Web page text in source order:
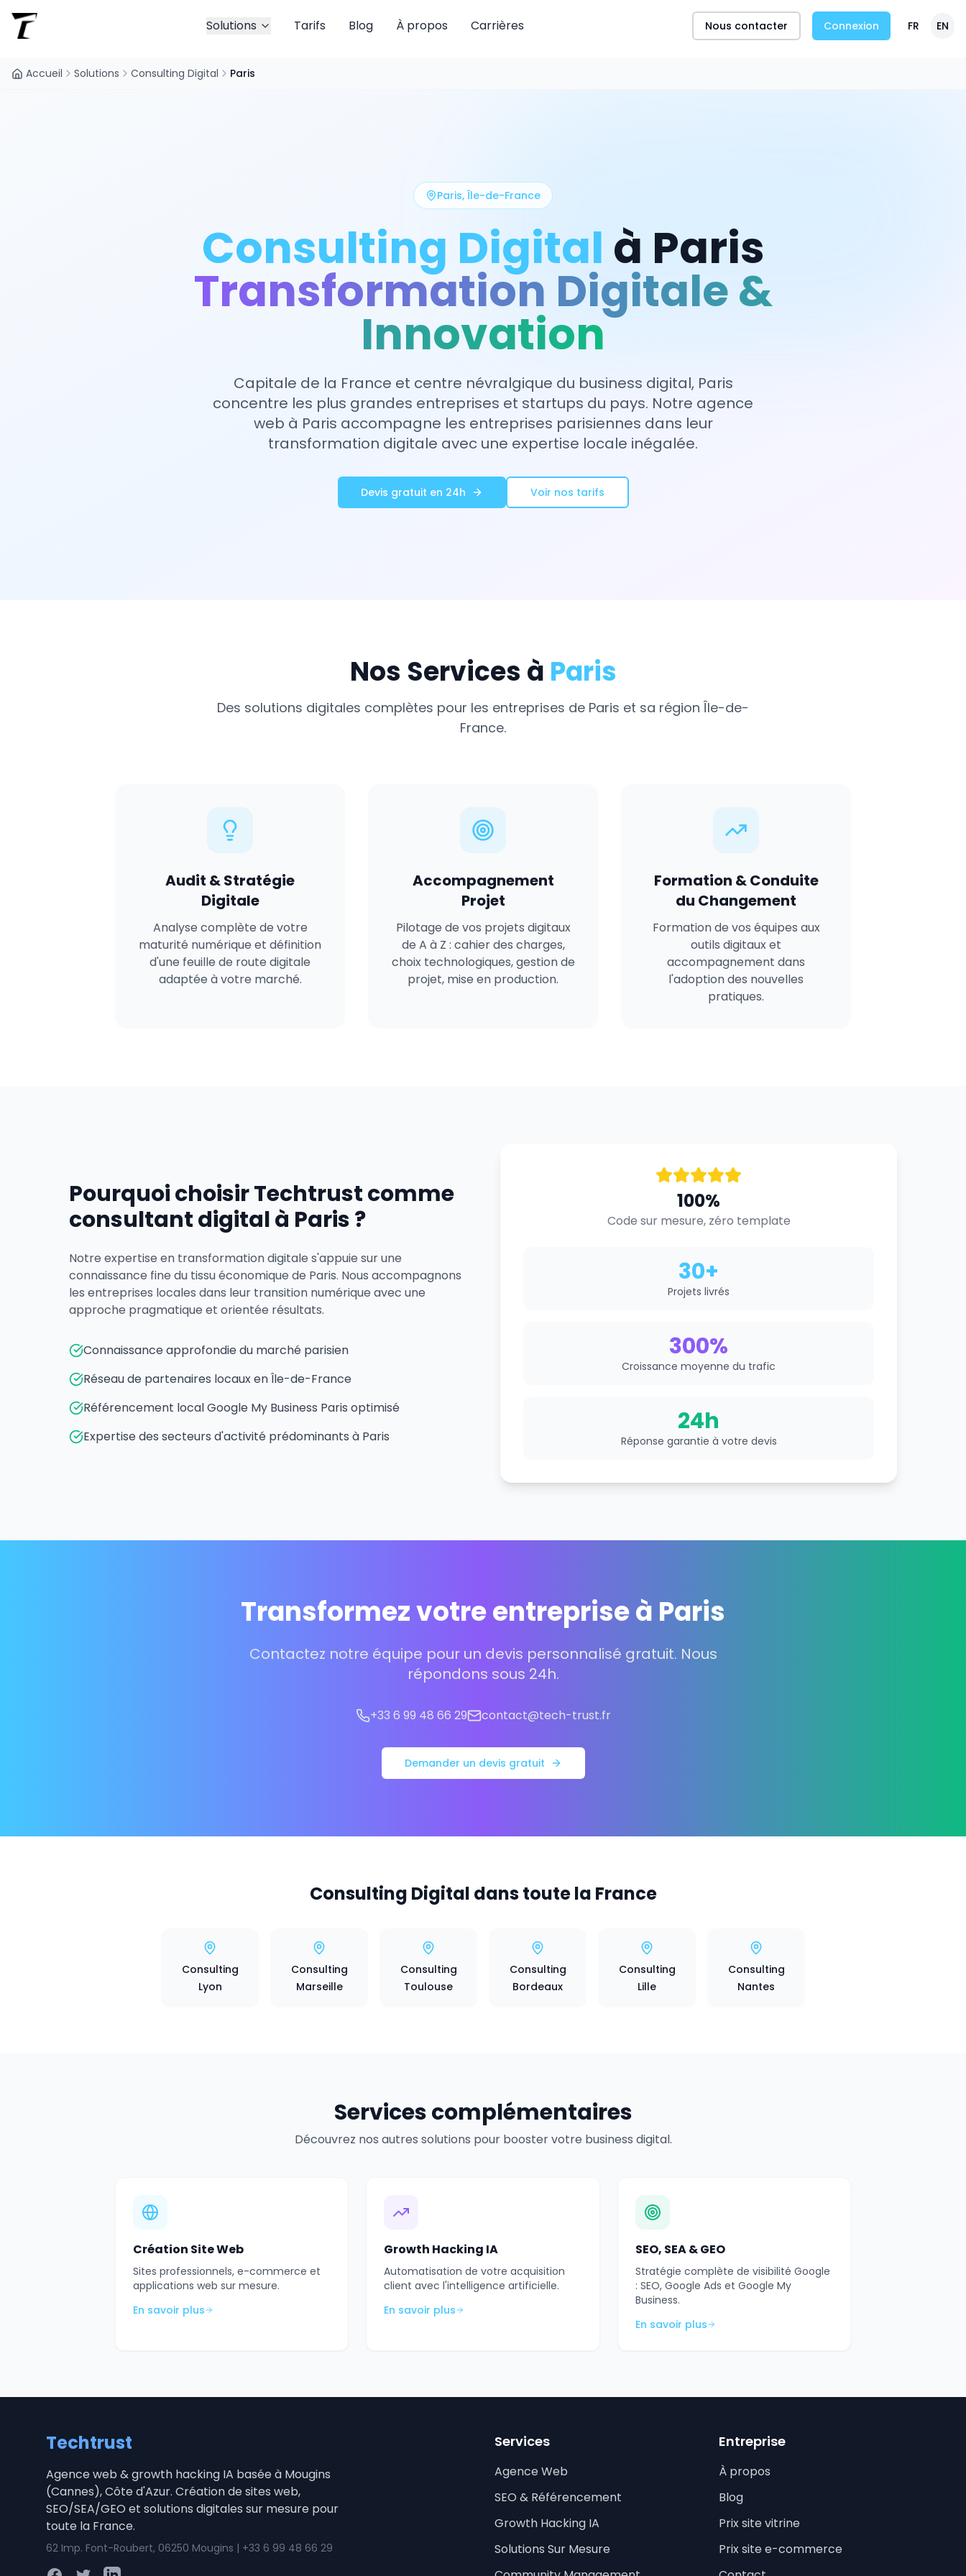
Solutions Tarifs Blog À propos Carrières Nous contacter Connexion FR EN
Accueil Solutions Consulting Digital Paris
Paris, Île-de-France
Consulting Digital à Paris
Transformation Digitale &
Innovation
Capitale de la France et centre névralgique du business digital, Paris
concentre les plus grandes entreprises et startups du pays. Notre agence
web à Paris accompagne les entreprises parisiennes dans leur
transformation digitale avec une expertise locale inégalée.
Devis gratuit en 24h Voir nos tarifs
Nos Services à Paris
Des solutions digitales complètes pour les entreprises de Paris et sa région Île-de-
France.
Audit & Stratégie
Digitale
Analyse complète de votre
maturité numérique et définition
d'une feuille de route digitale
adaptée à votre marché.
Accompagnement
Projet
Pilotage de vos projets digitaux
de A à Z : cahier des charges,
choix technologiques, gestion de
projet, mise en production.
Formation & Conduite
du Changement
Formation de vos équipes aux
outils digitaux et
accompagnement dans
l'adoption des nouvelles
pratiques.
Pourquoi choisir Techtrust comme
consultant digital à Paris ?
Notre expertise en transformation digitale s'appuie sur une
connaissance fine du tissu économique de Paris. Nous accompagnons
les entreprises locales dans leur transition numérique avec une
approche pragmatique et orientée résultats.
Connaissance approfondie du marché parisien
Réseau de partenaires locaux en Île-de-France
Référencement local Google My Business Paris optimisé
Expertise des secteurs d'activité prédominants à Paris
100%
Code sur mesure, zéro template
30+
Projets livrés
300%
Croissance moyenne du trafic
24h
Réponse garantie à votre devis
Transformez votre entreprise à Paris
Contactez notre équipe pour un devis personnalisé gratuit. Nous
répondons sous 24h.
+33 6 99 48 66 29 contact@tech-trust.fr
Demander un devis gratuit
Consulting Digital dans toute la France
Consulting
Lyon
Consulting
Marseille
Consulting
Toulouse
Consulting
Bordeaux
Consulting
Lille
Consulting
Nantes
Services complémentaires
Découvrez nos autres solutions pour booster votre business digital.
Création Site Web
Sites professionnels, e-commerce et
applications web sur mesure.
En savoir plus
Growth Hacking IA
Automatisation de votre acquisition
client avec l'intelligence artificielle.
En savoir plus
SEO, SEA & GEO
Stratégie complète de visibilité Google
: SEO, Google Ads et Google My
Business.
En savoir plus
Techtrust
Agence web & growth hacking IA basée à Mougins
(Cannes), Côte d'Azur. Création de sites web,
SEO/SEA/GEO et solutions digitales sur mesure pour
toute la France.
62 Imp. Font-Roubert, 06250 Mougins | +33 6 99 48 66 29
Services
Agence Web
SEO & Référencement
Growth Hacking IA
Solutions Sur Mesure
Entreprise
À propos
Blog
Prix site vitrine
Prix site e-commerce